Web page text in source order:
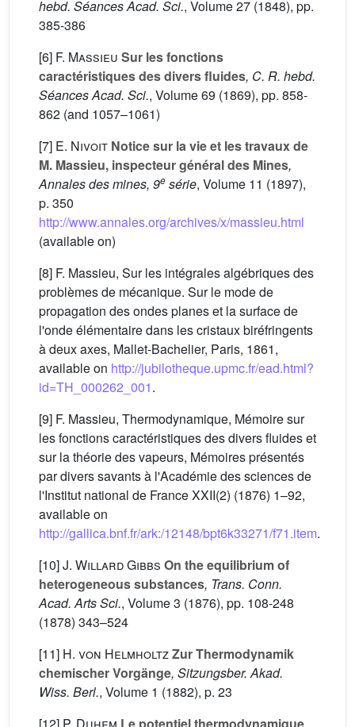
hebd. Séances Acad. Sci., Volume 27 (1848), pp.
385-386
[6] F. Massieu Sur les fonctions
caractéristiques des divers fluides, C. R. hebd.
Séances Acad. Sci., Volume 69 (1869), pp. 858-
862 (and 1057–1061)
[7] E. Nivoit Notice sur la vie et les travaux de
M. Massieu, inspecteur général des Mines,
Annales des mines, 9e série, Volume 11 (1897),
p. 350
http://www.annales.org/archives/x/massieu.html
(available on)
[8] F. Massieu, Sur les intégrales algébriques des
problèmes de mécanique. Sur le mode de
propagation des ondes planes et la surface de
l'onde élémentaire dans les cristaux biréfringents
à deux axes, Mallet-Bachelier, Paris, 1861,
available on http://jubilotheque.upmc.fr/ead.html?
id=TH_000262_001.
[9] F. Massieu, Thermodynamique, Mémoire sur
les fonctions caractéristiques des divers fluides et
sur la théorie des vapeurs, Mémoires présentés
par divers savants à l'Académie des sciences de
l'Institut national de France XXII(2) (1876) 1–92,
available on
http://gallica.bnf.fr/ark:/12148/bpt6k33271/f71.item.
[10]J. Willard Gibbs On the equilibrium of
heterogeneous substances, Trans. Conn.
Acad. Arts Sci., Volume 3 (1876), pp. 108-248
(1878) 343–524
[11] H. von HelmholtzZur Thermodynamik
chemischer Vorgänge, Sitzungsber. Akad.
Wiss. Berl., Volume 1 (1882), p. 23